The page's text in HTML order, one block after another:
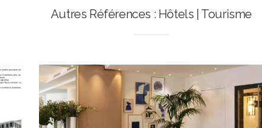
de ses clients une approche multicritère et une expertise
Autres Références : Hôtels | Tourisme